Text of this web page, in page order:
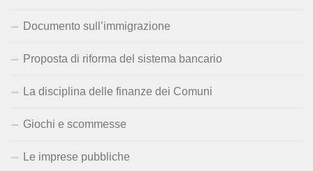
Documento sull’immigrazione
Proposta di riforma del sistema bancario
La disciplina delle finanze dei Comuni
Giochi e scommesse
Le imprese pubbliche